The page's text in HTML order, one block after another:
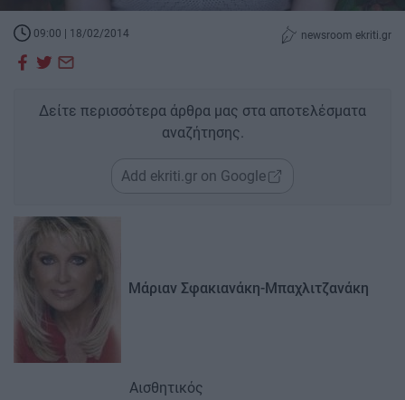
09:00 | 18/02/2014 newsroom ekriti.gr
Δείτε περισσότερα άρθρα μας στα αποτελέσματα
αναζήτησης.
Add ekriti.gr on Google
Μάριαν Σφακιανάκη-Μπαχλιτζανάκη
Αισθητικός